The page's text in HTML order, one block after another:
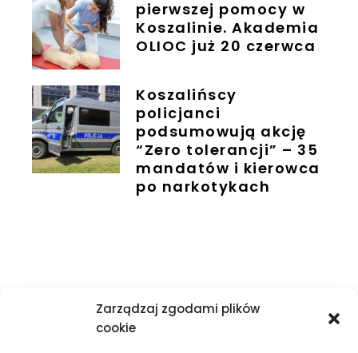
Zarządzaj zgodami plików
cookie
pierwszej pomocy w
Koszalinie. Akademia
OLIOC już 20 czerwca
Koszalińscy
policjanci
podsumowują akcję
“Zero tolerancji” – 35
mandatów i kierowca
po narkotykach
KoszalinCity.pl